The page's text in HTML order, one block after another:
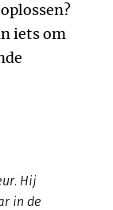
iets om
Hij
in de